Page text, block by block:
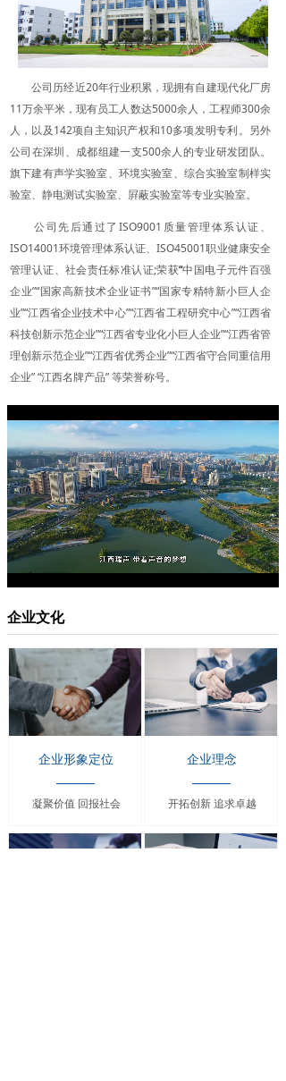
公司历经近20年行业积累，现拥有自建现代化厂房
11万余平米，现有员工人数达5000余人，工程师300余
人，以及142项自主知识产权和10多项发明专利。另外
公司在深圳、成都组建一支500余人的专业研发团队。
旗下建有声学实验室、环境实验室、综合实验室制样实
验室、静电测试实验室、屛蔽实验室等专业实验室。
公司先后通过了ISO9001质量管理体系认证、
ISO14001环境管理体系认证、ISO45001职业健康安全
管理认证、社会责任标准认证;荣获“中国电子元件百强
企业”“国家高新技术企业证书”“国家专精特新小巨人企
业”“江西省企业技术中心”“江西省工程研究中心”“江西省
科技创新示范企业”“江西省专业化小巨人企业”“江西省管
理创新示范企业”“江西省优秀企业”“江西省守合同重信用
企业” “江西名牌产品” 等荣誉称号。
0%
0%
企业文化
企业形象定位
凝聚价值 回报社会
企业理念
开拓创新 追求卓越